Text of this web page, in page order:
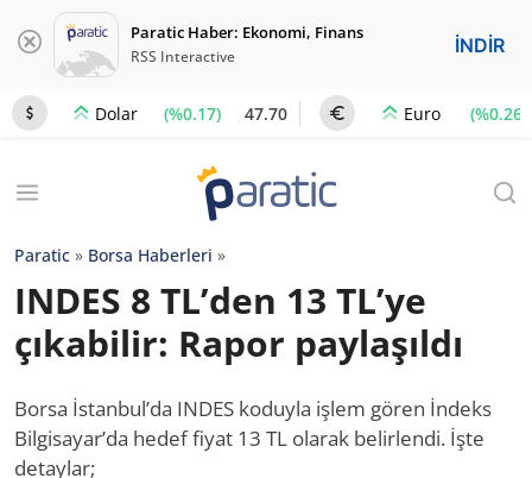
Paratic Haber: Ekonomi, Finans
RSS Interactive İNDİR
Dolar (%0.17) 47.70 Euro (%0.26)
Paratic » Borsa Haberleri »
INDES 8 TL’den 13 TL’ye
çıkabilir: Rapor paylaşıldı
Borsa İstanbul’da INDES koduyla işlem gören İndeks
Bilgisayar’da hedef fiyat 13 TL olarak belirlendi. İşte
detaylar;